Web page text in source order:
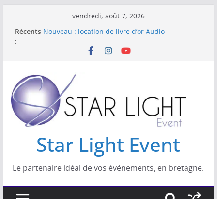
vendredi, août 7, 2026
Récents
:
NOUVEAU : Location Lumiere Noire
Location de kits sono et lumière pour vos
Star Light Event est spécialisé dans les
domaines suivant :
Star Light Event
Le partenaire idéal de vos événements, en bretagne.